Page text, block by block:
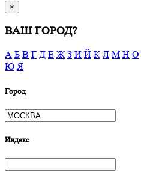
×
ВАШ ГОРОД?
А Б В Г Д Е Ж З И Й К Л М Н О
Ю Я
Город
Индекс